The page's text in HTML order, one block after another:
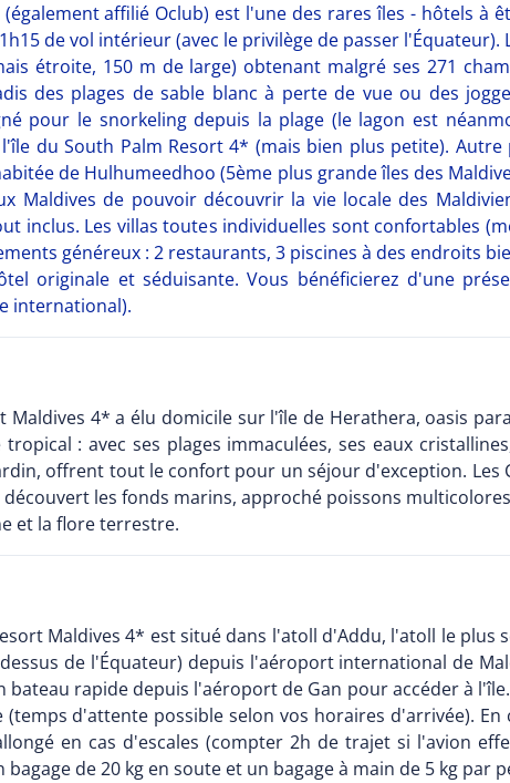
affilié Oclub) est l'une des rares îles - hôtels
de vol intérieur (avec le privilège de passer
étroite, 150 m de large) obtenant malgré ses 271
des plages de sable blanc à perte de vue ou des
pour le snorkeling depuis la plage (le lagon est
du South Palm Resort 4* (mais bien plus petite).
de Hulhumeedhoo (5ème plus grande îles des
Maldives de pouvoir découvrir la vie locale des
inclus. Les villas toutes individuelles sont confortables
généreux : 2 restaurants, 3 piscines à des endroits
originale et séduisante. Vous bénéficierez d'une
international).
Maldives 4* a élu domicile sur l'île de Herathera, oasis
: avec ses plages immaculées, ses eaux
offrent tout le confort pour un séjour d'exception.
les fonds marins, approché poissons
et la flore terrestre.
Maldives 4* est situé dans l'atoll d'Addu, l'atoll le plus
de l'Équateur) depuis l'aéroport international de
rapide depuis l'aéroport de Gan pour accéder à
d'attente possible selon vos horaires d'arrivée).
en cas d'escales (compter 2h de trajet si l'avion
de 20 kg en soute et un bagage à main de 5 kg